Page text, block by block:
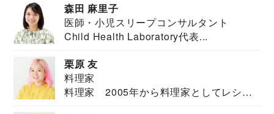
森田 麻里子
医師・小児スリープコンサルタント
Child Health Laboratory代表...
栗原 友
料理家
料理家 2005年から料理家としてレシピ